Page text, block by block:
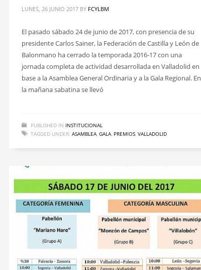
LUNES, 26 JUNIO 2017 BY FCYLBM
El pasado sábado 24 de junio de 2017, con presencia de su
presidente Carlos Sainer, la Federación de Castilla y León de
Balonmano ha cerrado la temporada 2016-17 con una
jornada completa de actividad desarrollada en Valladolid en
base a la Asamblea General Ordinaria y a la Gala Regional. En
la mañana sabatina se llevó
PUBLISHED IN INSTITUCIONAL
TAGGED UNDER: ASAMBLEA, GALA, PREMIOS, VALLADOLID